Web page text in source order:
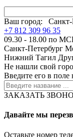
Ваш город:
Санкт-
+7 812 309 96 35
09.30 - 18.00 по
Санкт-Петербург
Нижний Тагил
Не нашли свой
Введите его в поле
ЗАКАЗАТЬ
Давайте мы
Оставьте номер